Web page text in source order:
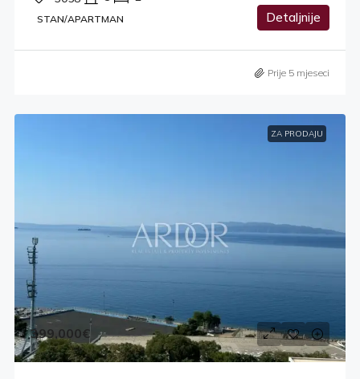
STAN/APARTMAN Detaljnije
Prije 5 mjeseci
ZA PRODAJU
399,000€